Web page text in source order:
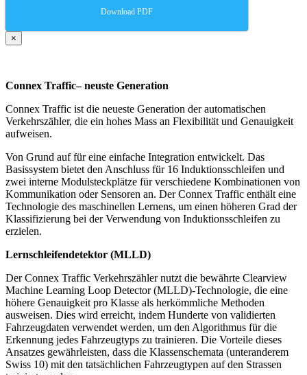
Download PDF
×
Connex Traffic– neuste Generation
Connex Traffic ist die neueste Generation der automatischen
Verkehrszähler, die ein hohes Mass an Flexibilität und Genauigkeit
aufweisen.
Von Grund auf für eine einfache Integration entwickelt. Das
Basissystem bietet den Anschluss für 16 Induktionsschleifen und
zwei interne Modulsteckplätze für verschiedene Kombinationen von
Kommunikation oder Sensoren an. Der Connex Traffic enthält eine
Technologie des maschinellen Lernens, um einen höheren Grad der
Klassifizierung bei der Verwendung von Induktionsschleifen zu
erzielen.
Lernschleifendetektor (MLLD)
Der Connex Traffic Verkehrszähler nutzt die bewährte Clearview
Machine Learning Loop Detector (MLLD)-Technologie, die eine
höhere Genauigkeit pro Klasse als herkömmliche Methoden
ausweisen. Dies wird erreicht, indem Hunderte von validierten
Fahrzeugdaten verwendet werden, um den Algorithmus für die
Erkennung jedes Fahrzeugtyps zu trainieren. Die Vorteile dieses
Ansatzes gewährleisten, dass die Klassenschemata (unteranderem
Swiss 10) mit den tatsächlichen Fahrzeugtypen auf den Strassen